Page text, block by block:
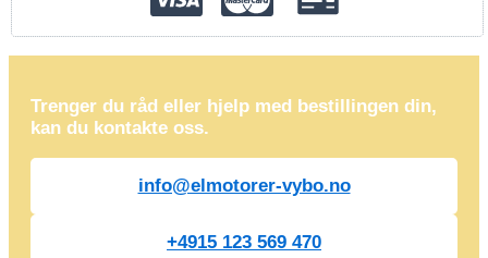
Trenger du råd eller hjelp med bestillingen din,
kan du kontakte oss.
info@elmotorer-vybo.no
+4915 123 569 470